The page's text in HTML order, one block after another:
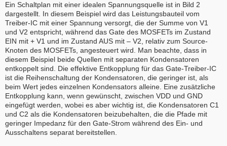
Ein Schaltplan mit einer idealen Spannungsquelle ist in Bild 2
dargestellt. In diesem Beispiel wird das Leistungsbauteil vom
Treiber-IC mit einer Spannung versorgt, die der Summe von V1
und V2 entspricht, während das Gate des MOSFETs im Zustand
EIN mit + V1 und im Zustand AUS mit – V2, relativ zum Source-
Knoten des MOSFETs, angesteuert wird. Man beachte, dass in
diesem Beispiel beide Quellen mit separaten Kondensatoren
entkoppelt sind. Die effektive Entkopplung für das Gate-Treiber-IC
ist die Reihenschaltung der Kondensatoren, die geringer ist, als
beim Wert jedes einzelnen Kondensators alleine. Eine zusätzliche
Entkopplung kann, wenn gewünscht, zwischen VDD und GND
eingefügt werden, wobei es aber wichtig ist, die Kondensatoren C1
und C2 als die Kondensatoren beizubehalten, die die Pfade mit
geringer Impedanz für den Gate-Strom während des Ein- und
Ausschaltens separat bereitstellen.